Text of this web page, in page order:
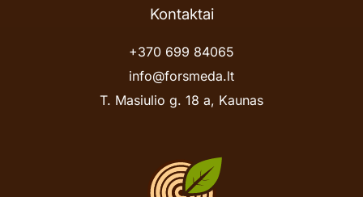
Kontaktai
+370 699 84065
info@forsmeda.lt
T. Masiulio g. 18 a, Kaunas